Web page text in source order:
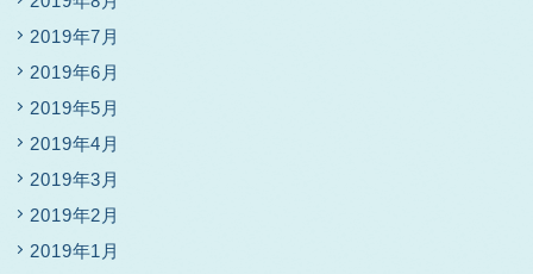
2019年7月
2019年6月
2019年5月
2019年4月
2019年3月
2019年2月
2019年1月